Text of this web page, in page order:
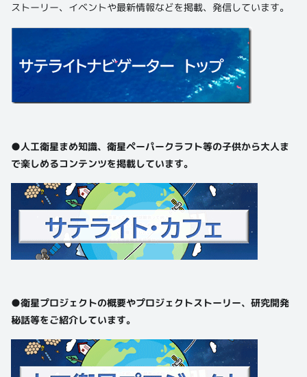
ストーリー、イベントや最新情報などを掲載、発信しています。
●人工衛星まめ知識、衛星ペーパークラフト等の子供から大人ま
で楽しめるコンテンツを掲載しています。
●衛星プロジェクトの概要やプロジェクトストーリー、研究開発
秘話等をご紹介しています。